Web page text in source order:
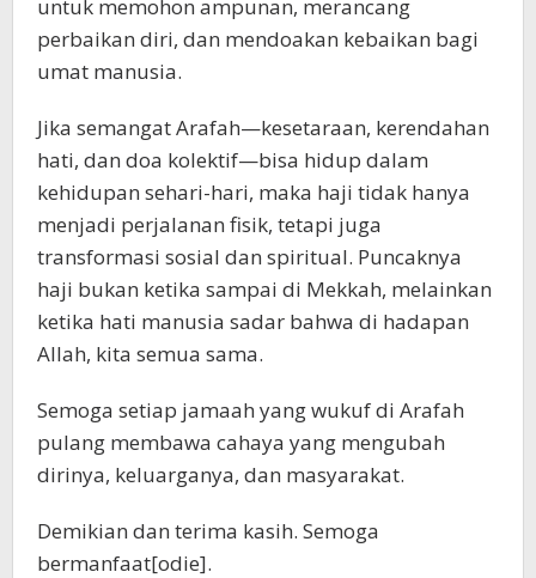
untuk memohon ampunan, merancang
perbaikan diri, dan mendoakan kebaikan bagi
umat manusia.
Jika semangat Arafah—kesetaraan, kerendahan
hati, dan doa kolektif—bisa hidup dalam
kehidupan sehari-hari, maka haji tidak hanya
menjadi perjalanan fisik, tetapi juga
transformasi sosial dan spiritual. Puncaknya
haji bukan ketika sampai di Mekkah, melainkan
ketika hati manusia sadar bahwa di hadapan
Allah, kita semua sama.
Semoga setiap jamaah yang wukuf di Arafah
pulang membawa cahaya yang mengubah
dirinya, keluarganya, dan masyarakat.
Demikian dan terima kasih. Semoga
bermanfaat[odie].